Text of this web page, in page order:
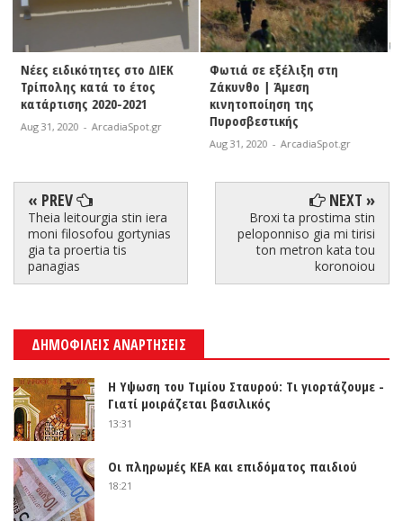
Φωτιά σε εξέλιξη στη
Ζάκυνθο | Άμεση
κινητοποίηση της
Πυροσβεστικής
ΔΗ.Κ.Ε.Γ. | Χορήγηση
υποτροφιών του ΕΑΠ στους
κοινωνικά ασθενέστερους
Aug 31, 2020 - ArcadiaSpot.gr
« PREV
Theia leitourgia stin iera
moni filosofou gortynias
gia ta proertia tis
panagias
NEXT »
Broxi ta prostima stin
peloponniso gia mi tirisi
ton metron kata tou
koronoiou
ΔΗΜΟΦΙΛΕΙΣ ΑΝΑΡΤΗΣΕΙΣ
Η Υψωση του Τιμίου Σταυρού: Τι γιορτάζουμε -
Γιατί μοιράζεται βασιλικός
13:31
Οι πληρωμές ΚΕΑ και επιδόματος παιδιού
18:21